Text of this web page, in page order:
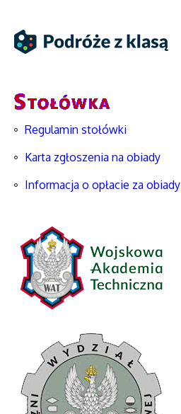
Regulamin stołówki
Karta zgłoszenia na obiady
Informacja o opłacie za obiady